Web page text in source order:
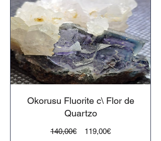
Okorusu Fluorite c\ Flor de
Quartzo
140,00€
Preço
119,00€Preço